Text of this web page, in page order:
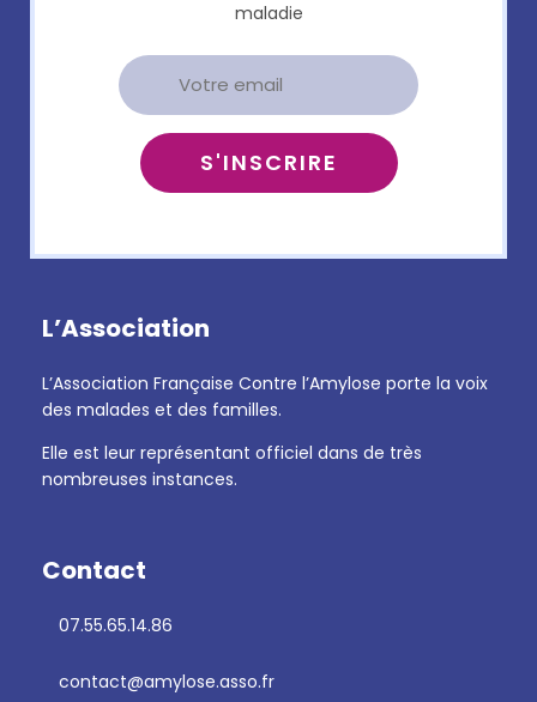
maladie
L’Association
L’Association Française Contre l’Amylose porte la voix
des malades et des familles.
Elle est leur représentant officiel dans de très
nombreuses instances.
Contact
07.55.65.14.86
contact@amylose.asso.fr